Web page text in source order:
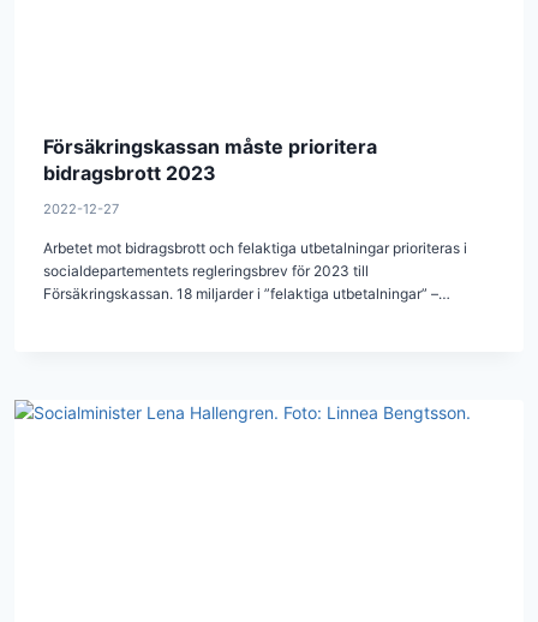
Försäkringskassan måste prioritera
bidragsbrott 2023
2022-12-27
Arbetet mot bidragsbrott och felaktiga utbetalningar prioriteras i
socialdepartementets regleringsbrev för 2023 till
Försäkringskassan. 18 miljarder i ”felaktiga utbetalningar” –…